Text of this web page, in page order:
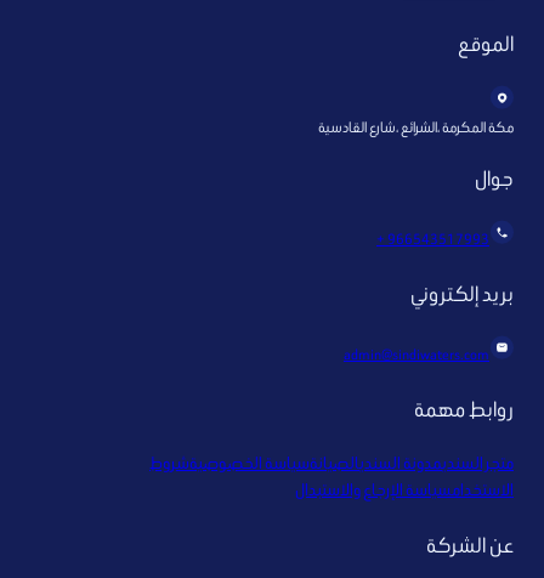
الموقع
مكة المكرمة ،الشرائع ،شارع القادسية
جوال
966543517993 +
بريد إلكتروني
admin@sindiwaters.com
روابط مهمة
متجر السنديمدونة السنديالصيانةسياسة الخصوصيةشروط
الاستخدامسياسة الإرجاع والاستبدال
عن الشركة